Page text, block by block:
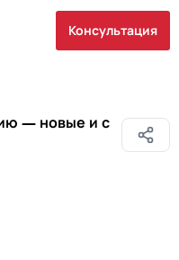
Консультация
— новые и с